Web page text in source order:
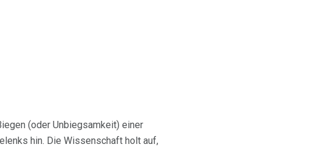
(oder Unbiegsamkeit) einer
hin. Die Wissenschaft holt auf,